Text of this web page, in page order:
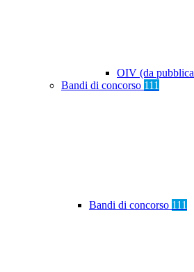
OIV (da
Bandi di concorso 111
Bandi di concorso 111